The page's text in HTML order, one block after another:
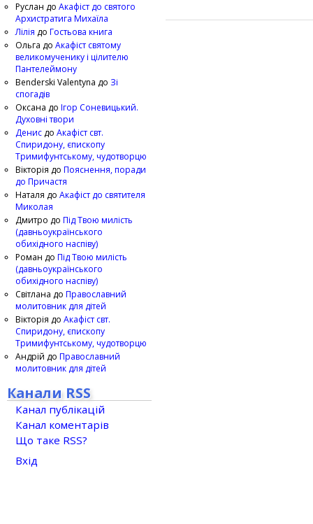
Руслан до Акафіст до святого
Архистратига Михаїла
Лілія до Гостьова книга
Ольга до Акафіст святому
великомученику і цілителю
Пантелеймону
Benderski Valentyna до Зі
спогадів
Оксана до Ігор Соневицький.
Духовні твори
Денис до Акафіст свт.
Спиридону, єпископу
Тримифунтському, чудотворцю
Вікторія до Пояснення, поради
до Причастя
Наталя до Акафіст до святителя
Миколая
Дмитро до Під Твою милість
(давньоукраїнського
обихідного наспіву)
Роман до Під Твою милість
(давньоукраїнського
обихідного наспіву)
Світлана до Православний
молитовник для дітей
Вікторія до Акафіст свт.
Спиридону, єпископу
Тримифунтському, чудотворцю
Андрій до Православний
молитовник для дітей
Канали RSS
Канал публікацій
Канал коментарів
Що таке RSS?
Вхід